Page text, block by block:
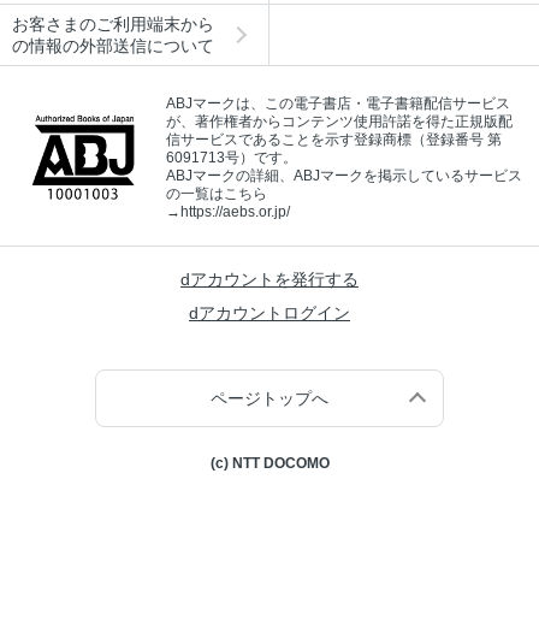
お客さまのご利用端末から
の情報の外部送信について
ABJマークは、この電子書店・電子書籍配信サービス
が、著作権者からコンテンツ使用許諾を得た正規版配
信サービスであることを示す登録商標（登録番号 第
6091713号）です。
ABJマークの詳細、ABJマークを掲示しているサービス
の一覧はこちら
→https://aebs.or.jp/
dアカウントを発行する
dアカウントログイン
ページトップへ
(c) NTT DOCOMO